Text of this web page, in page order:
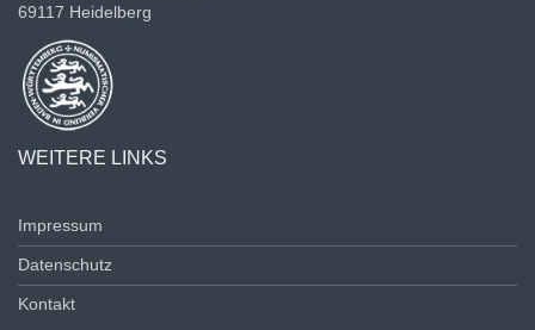
69117 Heidelberg
WEITERE LINKS
Impressum
Datenschutz
Kontakt